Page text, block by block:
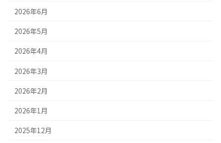
2026年6月
2026年5月
2026年4月
2026年3月
2026年2月
2026年1月
2025年12月